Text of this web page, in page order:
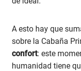
A esto hay que
sobre la Cabaña
confort: este
humanidad tiene